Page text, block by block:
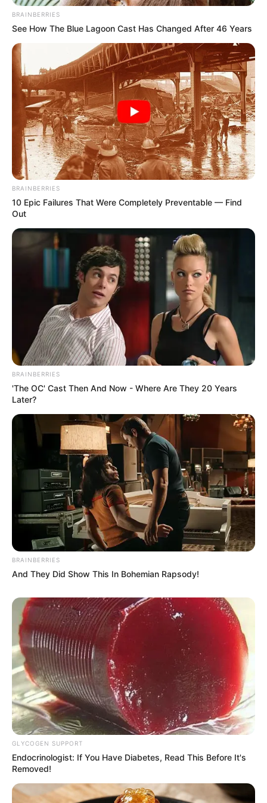
Hobi:-
Instagram:
@kkkhj__
FaktaMenarik
Hojung memiliki badan yang bagus walau wajahnya imut.
Mengidolakan Brunomars.
Pernah bernaung di agensi KO Sound (2014-2017) dan di
agensi ardor able (2017).
Berpartisipasi dalammusclemaniadan menjadi pemenang.
Mempunyai senyum yang indah.
Member dari Hotshot.
Dia menempati posisi 3 di
the unit.
Bisa berbicara bahasa Korea, Jepang, Thailand.
Minuman favoritnya adalah Coke.
Warna favoritnya adalah ungu.
6. Hansol
(foto: instagram/official_un_b)
Biodata & Profil
Nama Lengkap: Ji Han Sol
Nama panggung: Hansol
Nama Panggilan: Picassol
Posisi: Vocalist, lead dancer
BRAINBERRIES
See How The Blue Lagoon Cast Has Changed After 46 Years
BRAINBERRIES
10 Epic Failures That Were Completely Preventable — Find
Out
BRAINBERRIES
'The OC' Cast Then And Now - Where Are They 20 Years
Later?
BRAINBERRIES
And They Did Show This In Bohemian Rapsody!
GLYCOGEN SUPPORT
Endocrinologist: If You Have Diabetes, Read This Before It's
Removed!